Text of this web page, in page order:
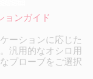
ョンガイド
ーションに応じた
汎用的なオシロ用
プローブをご選択